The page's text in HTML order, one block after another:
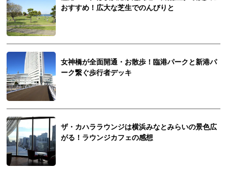
おすすめ！広大な芝生でのんびりと
女神橋が全面開通・お散歩！臨港パークと新港パ
ーク繋ぐ歩行者デッキ
ザ・カハララウンジは横浜みなとみらいの景色広
がる！ラウンジカフェの感想